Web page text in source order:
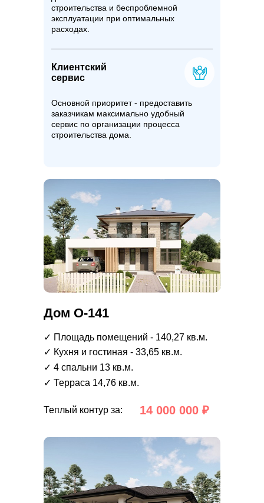
Клиентский
сервис
строительства и беспроблемной
эксплуатации при оптимальных
расходах.
Основной приоритет - предоставить
заказчикам максимально удобный
сервис по организации процесса
строительства дома.
Теплый контур за:
✓ Терраса 14,76 кв.м.
✓ 4 спальни 13 кв.м.
✓ Кухня и гостиная - 33,65 кв.м.
✓ Площадь помещений - 140,27 кв.м.
14 000 000 ₽
Дом О-141